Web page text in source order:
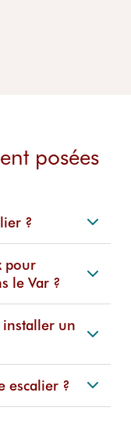
posées
?
pour
le Var ?
un
escalier ?